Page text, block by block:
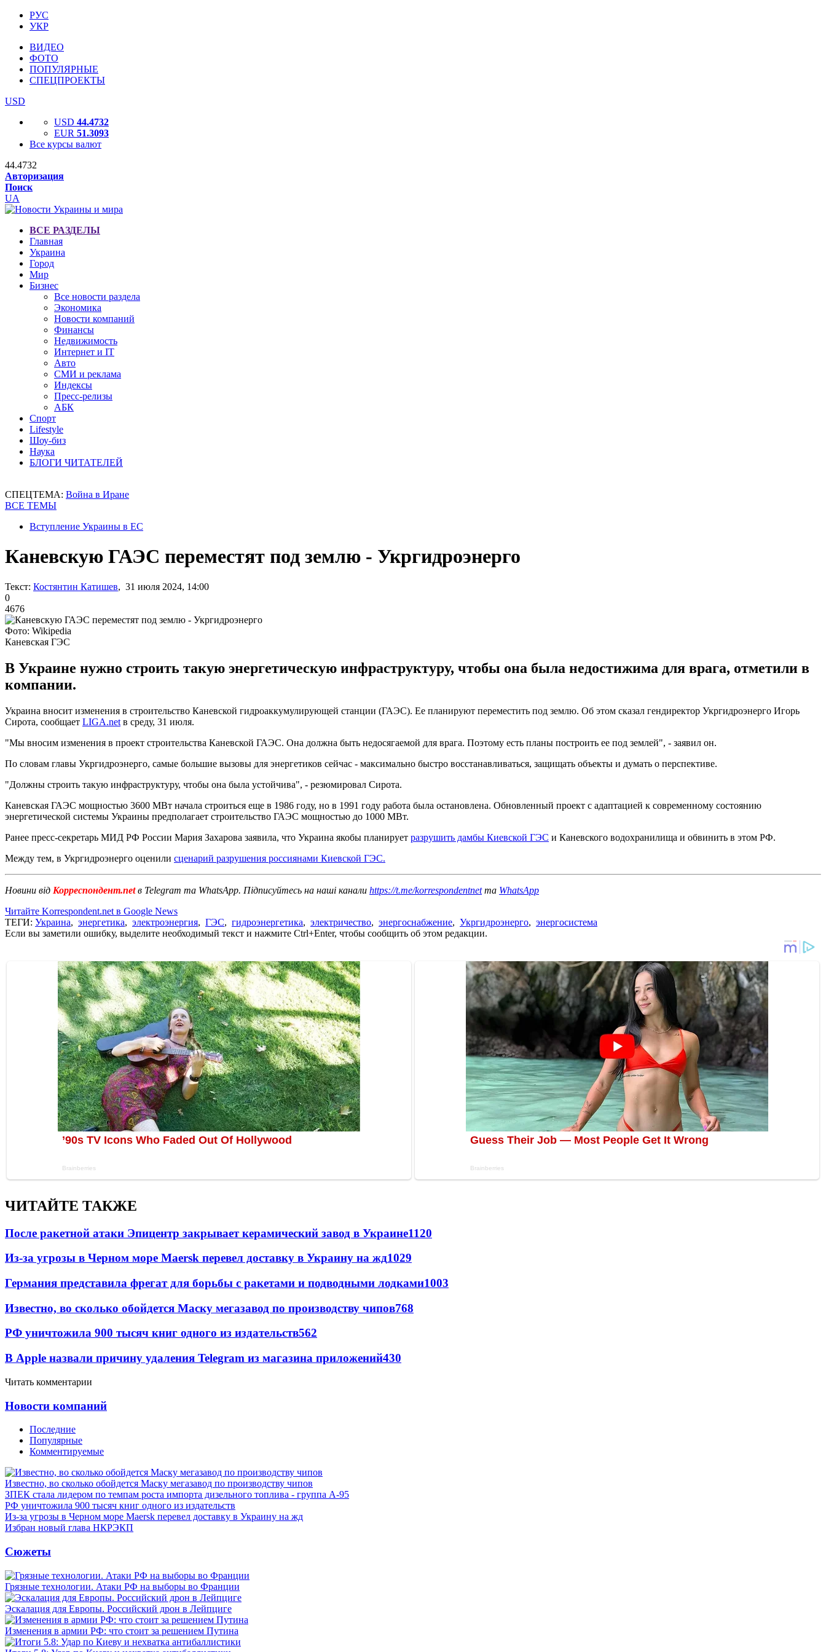
РУС
УКР
ВИДЕО
ФОТО
ПОПУЛЯРНЫЕ
СПЕЦПРОЕКТЫ
USD
USD 44.4732
EUR 51.3093
Все курсы валют
44.4732
Авторизация
Поиск
UA
ВСЕ РАЗДЕЛЫ
Главная
Украина
Город
Мир
Бизнес
Все новости раздела
Экономика
Новости компаний
Финансы
Недвижимость
Интернет и IT
Авто
СМИ и реклама
Индексы
Пресс-релизы
АБК
Спорт
Lifestyle
Шоу-биз
Наука
БЛОГИ ЧИТАТЕЛЕЙ
СПЕЦТЕМА: Война в Иране
ВСЕ ТЕМЫ
Вступление Украины в ЕС
Каневскую ГАЭС переместят под землю - Укргидроэнерго
Текст: Костянтин Катишев, 31 июля 2024, 14:00
0
4676
Фото: Wikipedia
Каневская ГЭС
В Украине нужно строить такую энергетическую инфраструктуру, чтобы она была недостижима для врага, отметили в
компании.
Украина вносит изменения в строительство Каневской гидроаккумулирующей станции (ГАЭС). Ее планируют переместить под землю. Об этом сказал гендиректор Укргидроэнерго Игорь
Сирота, сообщает LIGA.net в среду, 31 июля.
"Мы вносим изменения в проект строительства Каневской ГАЭС. Она должна быть недосягаемой для врага. Поэтому есть планы построить ее под землей", - заявил он.
По словам главы Укргидроэнерго, самые большие вызовы для энергетиков сейчас - максимально быстро восстанавливаться, защищать объекты и думать о перспективе.
"Должны строить такую ​​инфраструктуру, чтобы она была устойчива", - резюмировал Сирота.
Каневская ГАЭС мощностью 3600 МВт начала строиться еще в 1986 году, но в 1991 году работа была остановлена. Обновленный проект с адаптацией к современному состоянию
энергетической системы Украины предполагает строительство ГАЭС мощностью до 1000 МВт.
Ранее пресс-секретарь МИД РФ России Мария Захарова заявила, что Украина якобы планирует разрушить дамбы Киевской ГЭС и Каневского водохранилища и обвинить в этом РФ.
Между тем, в Укргидроэнерго оценили сценарий разрушения россиянами Киевской ГЭС.
Новини від Корреспондент.netв Telegram та WhatsApp. Підписуйтесь на наші канали https://t.me/korrespondentnetта WhatsApp
Читайте Korrespondent.net в Google News
ТЕГИ: Украина, энергетика, электроэнергия, ГЭС, гидроэнергетика, электричество, энергоснабжение, Укргидроэнерго, энергосистема
Если вы заметили ошибку, выделите необходимый текст и нажмите Ctrl+Enter, чтобы сообщить об этом редакции.
ЧИТАЙТЕ ТАКЖЕ
После ракетной атаки Эпицентр закрывает керамический завод в Украине1120
Из-за угрозы в Черном море Maersk перевел доставку в Украину на жд1029
Германия представила фрегат для борьбы с ракетами и подводными лодками1003
Известно, во сколько обойдется Маску мегазавод по производству чипов768
РФ уничтожила 900 тысяч книг одного из издательств562
В Apple назвали причину удаления Telegram из магазина приложений430
Читать комментарии
Новости компаний
Последние
Популярные
Комментируемые
Известно, во сколько обойдется Маску мегазавод по производству чипов
ЗПЕК стала лидером по темпам роста импорта дизельного топлива - группа А-95
РФ уничтожила 900 тысяч книг одного из издательств
Из-за угрозы в Черном море Maersk перевел доставку в Украину на жд
Избран новый глава НКРЭКП
Сюжеты
Грязные технологии. Атаки РФ на выборы во Франции
Эскалация для Европы. Российский дрон в Лейпциге
Изменения в армии РФ: что стоит за решением Путина